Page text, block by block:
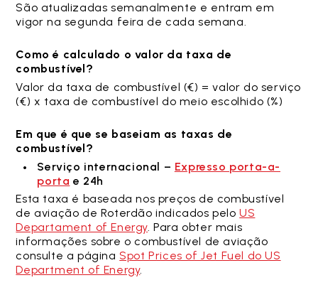
São atualizadas semanalmente e entram em
vigor na segunda feira de cada semana.
Como é calculado o valor da taxa de
combustível?
Valor da taxa de combustível (€) = valor do serviço
(€) x taxa de combustível do meio escolhido (%)
Em que é que se baseiam as taxas de
combustível?
Serviço internacional – Expresso porta-a-
porta e 24h
Esta taxa é baseada nos preços de combustível
de aviação de Roterdão indicados peloUS
Departament of Energy. Para obter mais
informações sobre o combustível de aviação
consulte a página Spot Prices of Jet Fuel do US
Department of Energy.